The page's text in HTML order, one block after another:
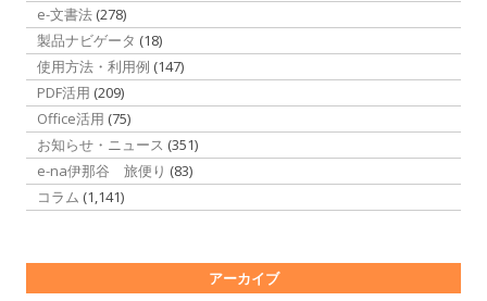
e-文書法 (278)
製品ナビゲータ (18)
使用方法・利用例 (147)
PDF活用 (209)
Office活用 (75)
お知らせ・ニュース (351)
e-na伊那谷 旅便り (83)
コラム (1,141)
アーカイブ